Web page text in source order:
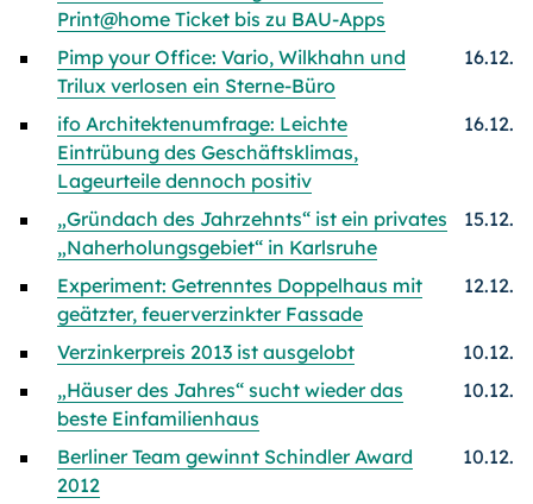
Print@home Ticket bis zu BAU-Apps
Pimp your Office: Vario, Wilkhahn und
Trilux verlosen ein Sterne-Büro
16.12.
ifo Architektenumfrage: Leichte
Eintrübung des Geschäftsklimas,
Lageurteile dennoch positiv
16.12.
„Gründach des Jahrzehnts“ ist ein privates
„Naherholungsgebiet“ in Karlsruhe
15.12.
Experiment: Getrenntes Doppelhaus mit
geätzter, feuerverzinkter Fassade
12.12.
Verzinkerpreis 2013 ist ausgelobt
10.12.
„Häuser des Jahres“ sucht wieder das
beste Einfamilienhaus
10.12.
Berliner Team gewinnt Schindler Award
2012
10.12.